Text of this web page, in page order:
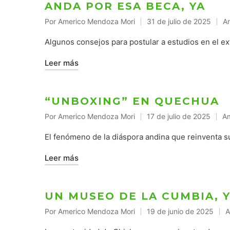
ANDA POR ESA BECA, YA
Publicado
por
Por Americo Mendoza Mori 31 de julio de 2025
en
Algunos consejos para postular a estudios en el
Leer más
“UNBOXING” EN QUECHUA
Publicado
por
Por Americo Mendoza Mori 17 de julio de 2025
en
El fenómeno de la diáspora andina que reinventa
Leer más
UN MUSEO DE LA CUMBIA,
Publicado
Por Americo Mendoza Mori 19 de junio de 2025